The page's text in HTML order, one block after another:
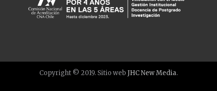
Copyright © 2019. Sitio webJHC New Media.